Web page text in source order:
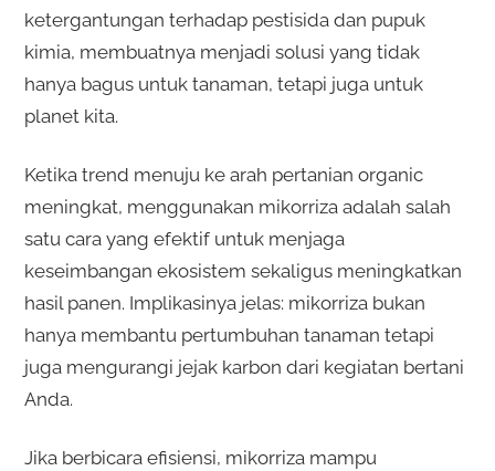
ketergantungan terhadap pestisida dan pupuk
kimia, membuatnya menjadi solusi yang tidak
hanya bagus untuk tanaman, tetapi juga untuk
planet kita.
Ketika trend menuju ke arah pertanian organic
meningkat, menggunakan mikorriza adalah salah
satu cara yang efektif untuk menjaga
keseimbangan ekosistem sekaligus meningkatkan
hasil panen. Implikasinya jelas: mikorriza bukan
hanya membantu pertumbuhan tanaman tetapi
juga mengurangi jejak karbon dari kegiatan bertani
Anda.
Jika berbicara efisiensi, mikorriza mampu